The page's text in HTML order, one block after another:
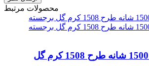
محصولات مرتبط
فرش نگین مشهد 1500 شانه طرح 1508 کرم گل